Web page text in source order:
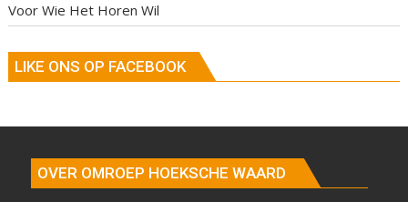
Voor Wie Het Horen Wil
LIKE ONS OP FACEBOOK
OVER OMROEP HOEKSCHE WAARD